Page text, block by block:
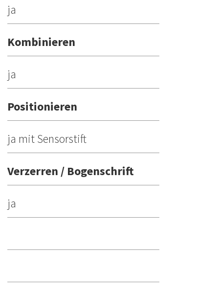
ja
Kombinieren
ja
Positionieren
ja mit Sensorstift
Verzerren / Bogenschrift
ja